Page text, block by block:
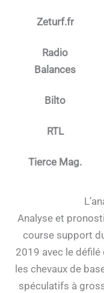
Zeturf.fr
Radio
Balances
Bilto
RTL
Tierce Mag.
Analyse et
course support
2019 avec le
les chevaux de
spéculatifs à